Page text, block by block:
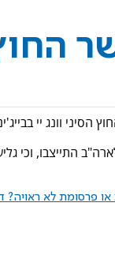
החוץ
וונג יי
התייצבו, וכי
פרסומת לא ראויה?